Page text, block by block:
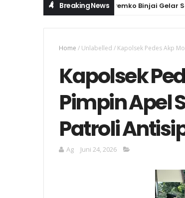
Breaking News
KARAWANG Pemko Binjai Gelar
Home / Unlabelled / Kapolsek Pedes Akp
Kapolsek
Pimpin Apel
Patroli
Ag Juni 24, 2026